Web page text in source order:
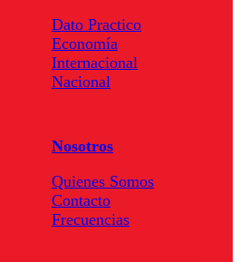
Dato Practico
Economía
Internacional
Nacional
Nosotros
Quienes Somos
Contacto
Frecuencias